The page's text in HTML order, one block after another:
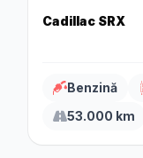
Cadillac SRX
Benzină
53.000 km